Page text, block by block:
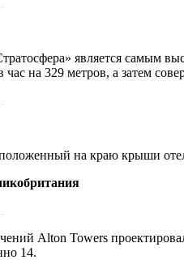
является самым
час на 329 метров, а затем
на краю крыши
Alton Towers
14.